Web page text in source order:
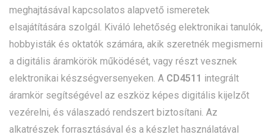
meghajtásával kapcsolatos alapvető ismeretek
elsajátítására szolgál. Kiváló lehetőség elektronikai tanulók,
hobbyisták és oktatók számára, akik szeretnék megismerni
a digitális áramkörök működését, vagy részt vesznek
elektronikai készségversenyeken. A CD4511 integrált
áramkör segítségével az eszköz képes digitális kijelzőt
vezérelni, és válaszadó rendszert biztosítani. Az
alkatrészek forrasztásával és a készlet használatával